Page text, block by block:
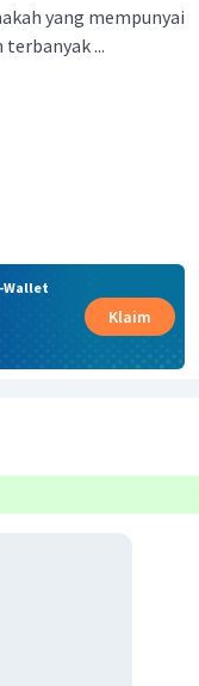
yang mempunyai
...
Wallet
Klaim